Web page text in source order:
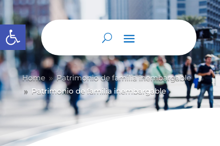
Abrir barra de herramientas
Home 9 Patrimonio de familia inembargable
9 Patrimonio de familia inembargable